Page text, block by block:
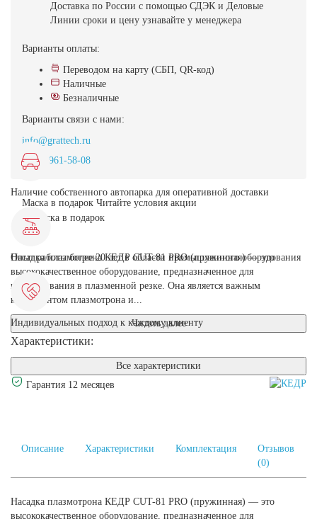
Доставка по России с помощью СДЭК и Деловые
Линии сроки и цену узнавайте у менеджера
Варианты оплаты:
Переводом на карту (СБП, QR-код)
Наличные
Безналичные
Варианты связи с нами:
info@grattech.ru
8(499)961-58-08
Маска в подарок Читайте условия акции
Насадка плазмотрона КЕДР CUT-81 PRO (пружинная) — это
высококачественное оборудование, предназначенное для
использования в плазменной резке. Она является важным
компонентом плазмотрона и...
Читать далее
Характеристики:
Все характеристики
Гарантия 12 месяцев
Наличие собственного автопарка для оперативной доставки
Опыт работы более 20 лет в области промышленного оборудования
Индивидуальных подход к каждому клиенту
Описание Характеристики Комплектация
Отзывов
(0)
Насадка плазмотрона КЕДР CUT-81 PRO (пружинная) — это
высококачественное оборудование, предназначенное для